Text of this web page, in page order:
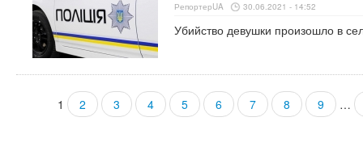
РепортерUA 30.06.2021 - 14:52
Убийство девушки произошло в
Страницы
1 2 3 4 5 6 7 8 9 …